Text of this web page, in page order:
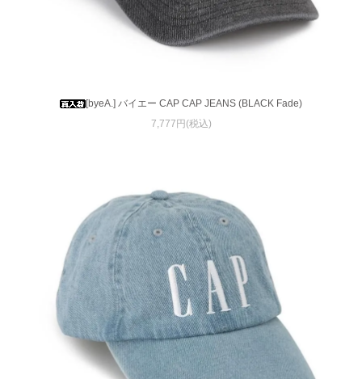
[byeA.] バイエー CAP CAP JEANS (BLACK Fade)
7,777円(税込)